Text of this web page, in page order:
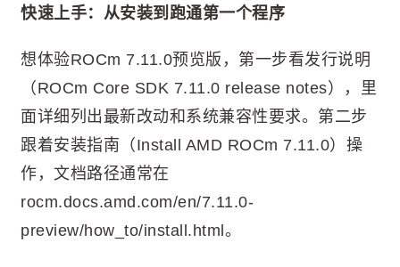
快速上手：从安装到跑通第一个程序
想体验ROCm 7.11.0预览版，第一步看发行说明
（ROCm Core SDK 7.11.0 release notes），里
面详细列出最新改动和系统兼容性要求。第二步
跟着安装指南（Install AMD ROCm 7.11.0）操
作，文档路径通常在
rocm.docs.amd.com/en/7.11.0-
preview/how_to/install.html。